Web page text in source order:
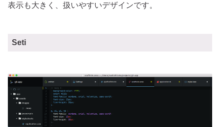
表示も大きく、扱いやすいデザインです。
Seti